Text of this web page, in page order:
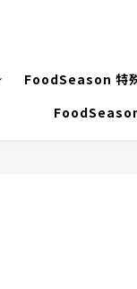
FoodSeason 特